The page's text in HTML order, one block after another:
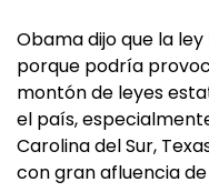
Obama dijo que la
porque podría
montón de leyes
el país,
Carolina del Sur,
con gran afluencia